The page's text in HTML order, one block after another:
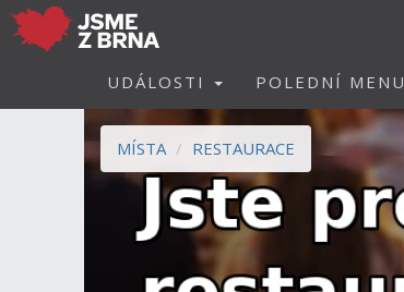
UDÁLOSTI POLEDNÍ MENU
MÍSTA RESTAURACE